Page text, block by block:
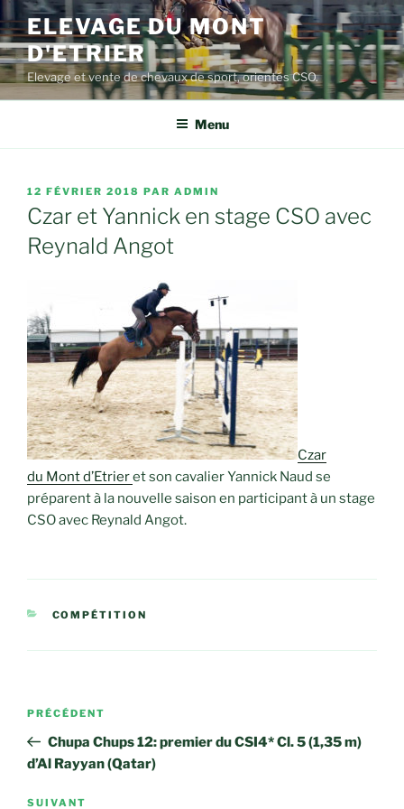
Aller
au
contenu
principal
ELEVAGE DU MONT
D'ETRIER
Elevage et vente de chevaux de sport, orientés CSO.
Menu
PUBLIÉ
LE
12 FÉVRIER 2018 PAR ADMIN
Czar et Yannick en stage CSO avec
Reynald Angot
Czar
du Mont d’Etrieret son cavalier Yannick Naud se
préparent à la nouvelle saison en participant à un stage
CSO avec Reynald Angot.
CATÉGORIES
COMPÉTITION
Navigation
l’article
Article
précédent
PRÉCÉDENT
Chupa Chups 12: premier du CSI4* Cl. 5 (1,35 m)
d’Al Rayyan (Qatar)
Article
SUIVANT